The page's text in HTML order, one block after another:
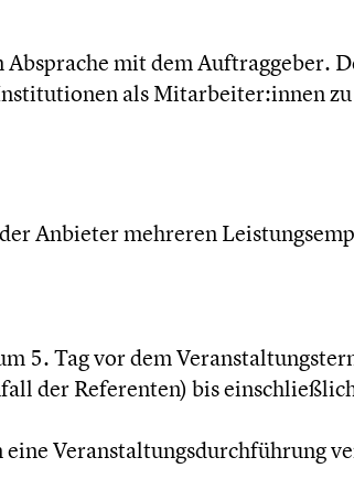
mit dem Auftraggeber.
als Mitarbeiter:innen
Anbieter mehreren
5. Tag vor dem
der Referenten) bis
Veranstaltungsdurchführung